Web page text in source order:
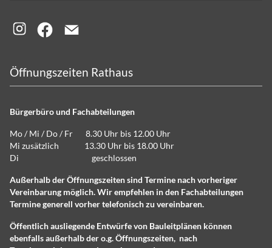
Öffnungszeiten Rathaus
Bürgerbüro und Fachabteilungen
Mo / Mi / Do / Fr 8.30 Uhr bis 12.00 Uhr
Mi zusätzlich 13.30 Uhr bis 18.00 Uhr
Di geschlossen
Außerhalb der Öffnungszeiten sind Termine nach vorheriger
Vereinbarung möglich. Wir empfehlen in den Fachabteilungen
Termine generell vorher telefonisch zu vereinbaren.
Öffentlich ausliegende Entwürfe von Bauleitplänen können
ebenfalls außerhalb der o.g. Öffnungszeiten, nach